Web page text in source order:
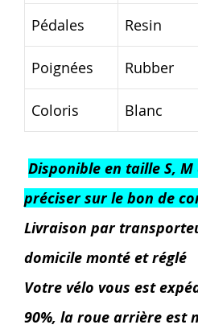
Pédales Resin
Poignées Rubber
Coloris Blanc
Disponible en taille S,
préciser sur le bon de
Livraison par
domicile monté et réglé
Votre vélo vous est
90%, la roue arrière est